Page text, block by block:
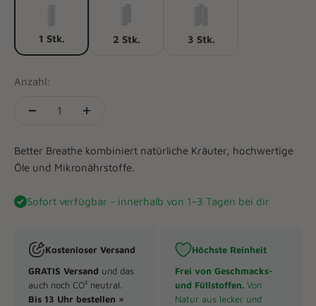
1 Stk. 2 Stk. 3 Stk.
Anzahl:
Better Breathe kombiniert natürliche Kräuter, hochwertige
Öle und Mikronährstoffe.
Sofort verfügbar - innerhalb von 1-3 Tagen bei dir
Kostenloser Versand
GRATIS Versand und das
auch noch CO² neutral.
Bis 13 Uhr bestellen =
Höchste Reinheit
Frei von Geschmacks-
und Füllstoffen. Von
Natur aus lecker und